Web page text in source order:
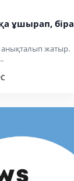
ұшырап, біра
анықталып жатыр.